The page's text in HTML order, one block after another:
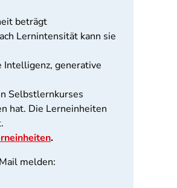
beträgt
Lernintensität kann sie
generative
Selbstlernkurses
hat. Die Lerneinheiten
.
melden: